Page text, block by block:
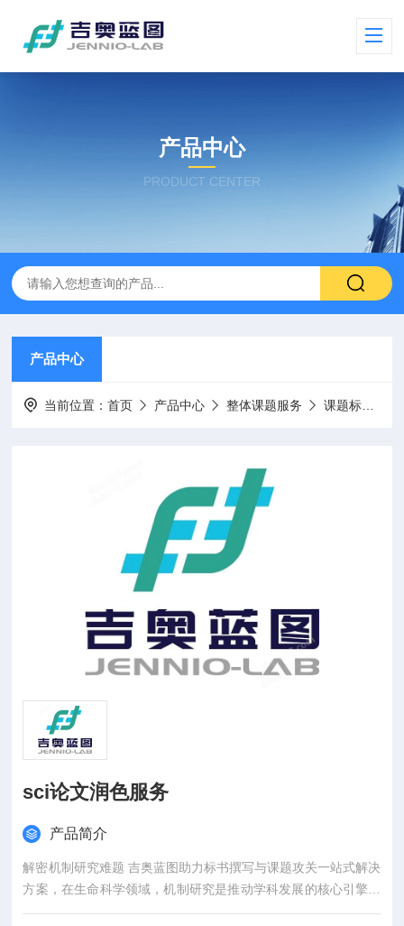
产品中心
PRODUCT CENTER
产品中心
当前位置：首页 产品中心 整体课题服务 课题标书设计项目申报
sci论文润色服务
产品简介
解密机制研究难题 吉奥蓝图助力标书撰写与课题攻关一站式解决
方案，在生命科学领域，机制研究是推动学科发展的核心引擎。
然而，从创新课题设计到高质量标书撰写，从复杂实验实施到科